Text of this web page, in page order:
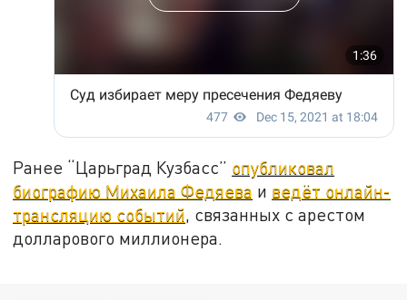
Ранее “Царьград Кузбасс” опубликовал
биографию Михаила Федяева и ведёт онлайн-
трансляцию событий, связанных с арестом
долларового миллионера.